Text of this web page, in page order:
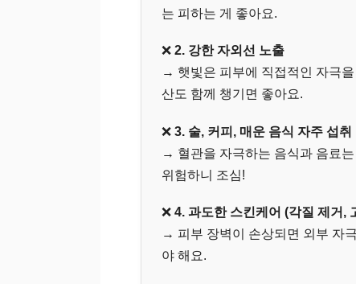
는 피하는 게 좋아요.
❌ 2. 강한 자외선 노출
→ 햇빛은 피부에 직접적인 자극을
산도 함께 챙기면 좋아요.
❌ 3. 술, 커피, 매운 음식 자주 섭취
→ 혈관을 자극하는 음식과 음료
위험하니 조심!
❌ 4. 과도한 스킨케어 (각질 제거,
→ 피부 장벽이 손상되면 외부 자
야 해요.